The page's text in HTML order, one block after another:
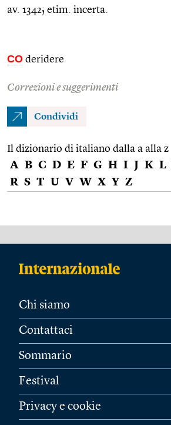
av. 1342; etim. incerta.
CO deridere
Correzioni e suggerimenti
Condividi
Il dizionario di italiano dalla a alla z
A B C D E F G H I J K L
R S T U V W X Y Z
Chi siamo
Contattaci
Sommario
Festival
Privacy e cookie